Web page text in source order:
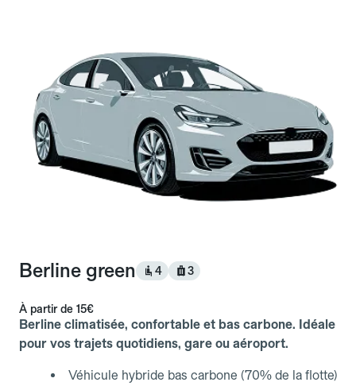
Berline green 4 3
À partir de 15€
Berline climatisée, confortable et bas carbone. Idéale
pour vos trajets quotidiens, gare ou aéroport.
Véhicule hybride bas carbone (70% de la flotte)